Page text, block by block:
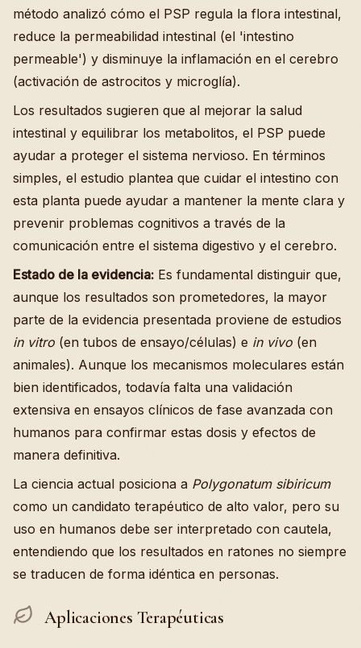
método analizó cómo el PSP regula la flora intestinal,
reduce la permeabilidad intestinal (el 'intestino
permeable') y disminuye la inflamación en el cerebro
(activación de astrocitos y microglía).
Los resultados sugieren que al mejorar la salud
intestinal y equilibrar los metabolitos, el PSP puede
ayudar a proteger el sistema nervioso. En términos
simples, el estudio plantea que cuidar el intestino con
esta planta puede ayudar a mantener la mente clara y
prevenir problemas cognitivos a través de la
comunicación entre el sistema digestivo y el cerebro.
Estado de la evidencia: Es fundamental distinguir que,
aunque los resultados son prometedores, la mayor
parte de la evidencia presentada proviene de estudios
in vitro (en tubos de ensayo/células) e in vivo (en
animales). Aunque los mecanismos moleculares están
bien identificados, todavía falta una validación
extensiva en ensayos clínicos de fase avanzada con
humanos para confirmar estas dosis y efectos de
manera definitiva.
La ciencia actual posiciona a Polygonatum sibiricum
como un candidato terapéutico de alto valor, pero su
uso en humanos debe ser interpretado con cautela,
entendiendo que los resultados en ratones no siempre
se traducen de forma idéntica en personas.
Aplicaciones Terapéuticas